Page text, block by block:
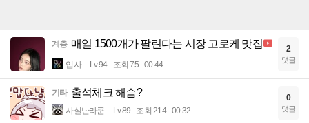
계층 매일 1500개가 팔린다는 시장 고로케 맛집
입사 Lv.94 조회 75 00:44
2
댓글
기타 출석체크 해슴?
사실난라쿤 Lv.89 조회 214 00:32
0
댓글